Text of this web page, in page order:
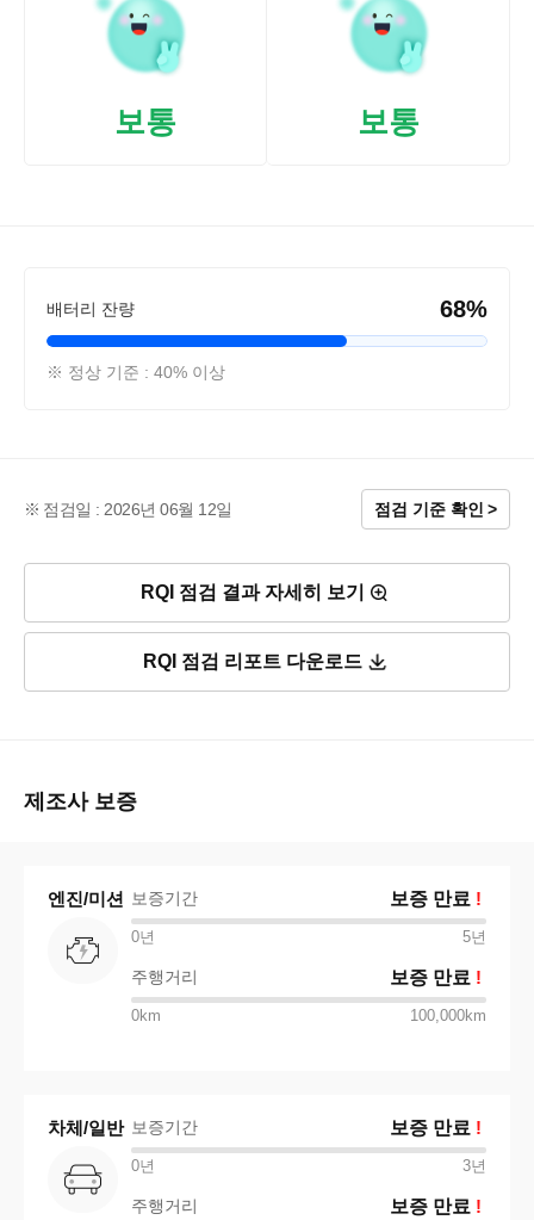
보통 보통
배터리 잔량 68%
※ 정상 기준 : 40% 이상
점검일 : 2026년 06월 12일 점검 기준 확인
RQI 점검 결과 자세히 보기
RQI 점검 리포트 다운로드
제조사 보증
엔진/미션 보증기간 보증 만료 !
0년 5년
주행거리 보증 만료 !
0km 100,000km
차체/일반 보증기간 보증 만료 !
0년 3년
주행거리 보증 만료 !